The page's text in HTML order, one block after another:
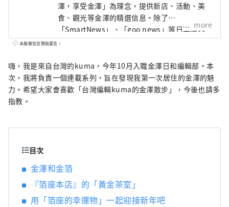
澤，享受金澤」為理念，提供新店、活動、美
食、觀光等金澤的精選信息。除了
「SmartNews」、「goo news」等日本國內
媒體外，我們還與中國、台灣、香港、泰國、
的魅力。
more
本服務包含贊助廣告。
嗨，我是來自台灣的kuma，今年10月入職金澤日和編輯部。本
次，我將負責一個連載系列，旨在發現我第一次居住的金澤的魅
力。希望大家會喜歡「台灣編輯kuma的金澤散步」，今後也請多
指教。
目次
金澤和金箔
『箔座本店』的「黃金茶室」
用「箔座的幸運物」一起迎接新年吧